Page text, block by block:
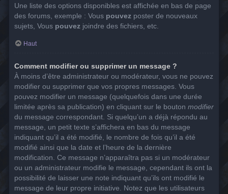
Une liste des options disponibles est affichée en bas de page
des forums, exemple : Vous pouvez poster de nouveaux
sujets, Vous pouvez joindre des fichiers, etc.
Haut
Comment modifier ou supprimer un message ?
À moins d’être administrateur ou modérateur, vous ne pouvez
modifier ou supprimer que vos propres messages. Vous
pouvez modifier un message (quelquefois dans une durée
limitée après sa publication) en cliquant sur le bouton modifier
du message correspondant. Si quelqu’un a déjà répondu au
message, un petit texte s’affichera en bas du message
indiquant qu’il a été modifié, le nombre de fois qu’il a été
modifié ainsi que la date et l’heure de la dernière
modification. Ce message n’apparaîtra pas si un modérateur
ou un administrateur modifie le message, cependant ils ont la
possibilité de laisser une note indiquant qu’ils ont modifié le
message de leur propre initiative. Notez que les utilisateurs